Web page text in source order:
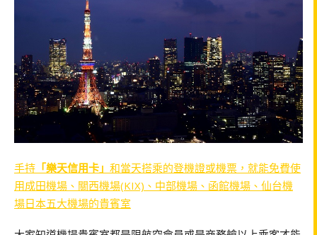
手持 「樂天信用卡」 和當天搭乘的登機證或機票，就能免費使
用成田機場、關西機場(KIX)、中部機場、函館機場、仙台機
場日本五大機場的貴賓室